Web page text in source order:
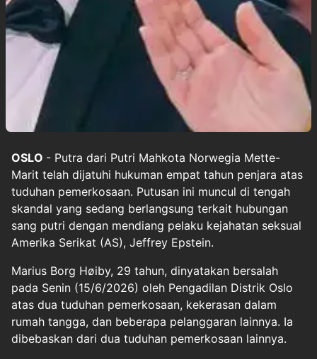
OSLO - Putra dari Putri Mahkota Norwegia Mette-
Marit telah dijatuhi hukuman empat tahun penjara atas
tuduhan pemerkosaan. Putusan ini muncul di tengah
skandal yang sedang berlangsung terkait hubungan
sang putri dengan mendiang pelaku kejahatan seksual
Amerika Serikat (AS), Jeffrey Epstein.
Marius Borg Høiby, 29 tahun, dinyatakan bersalah
pada Senin (15/6/2026) oleh Pengadilan Distrik Oslo
atas dua tuduhan pemerkosaan, kekerasan dalam
rumah tangga, dan beberapa pelanggaran lainnya. Ia
dibebaskan dari dua tuduhan pemerkosaan lainnya.